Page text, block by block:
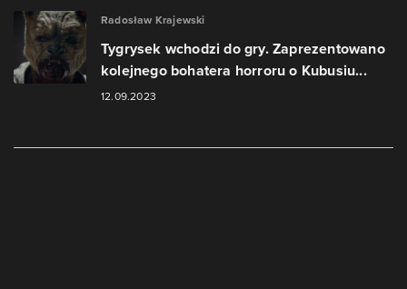
Radosław Krajewski
Tygrysek wchodzi do gry. Zaprezentowano
kolejnego bohatera horroru o Kubusiu...
12.09.2023